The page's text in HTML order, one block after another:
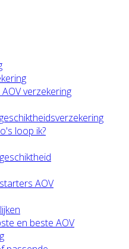
verzekering
loop ik?
AOV
en beste AOV